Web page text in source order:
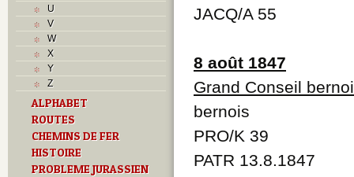
U
V
W
X
Y
Z
ALPHABET
ROUTES
CHEMINS DE FER
HISTOIRE
PROBLEME JURASSIEN
JACQ/A 55
8 août 1847
Grand Conseil
bernois
PRO/K 39
PATR 13.8.1847